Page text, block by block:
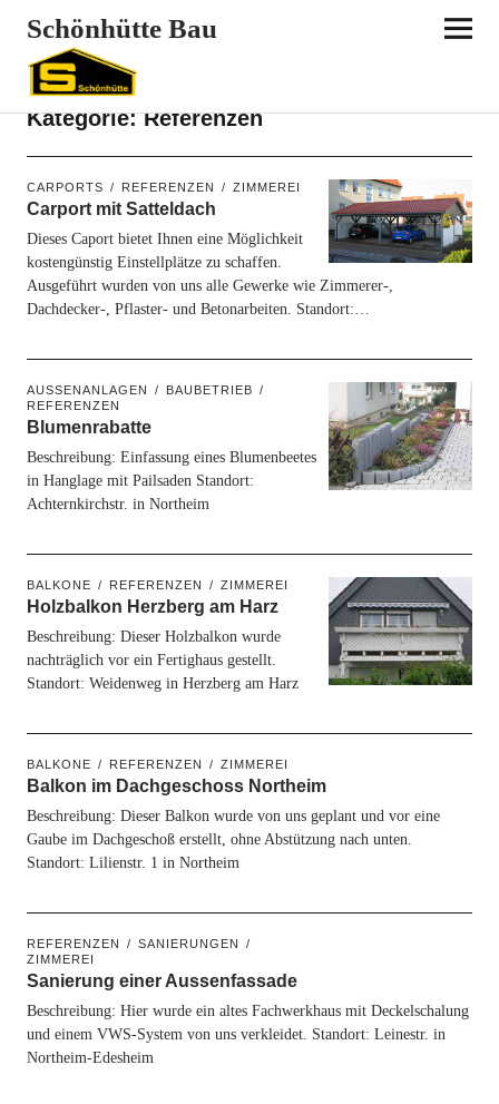
Schönhütte Bau
Kategorie:Referenzen
CARPORTS REFERENZEN ZIMMEREI
Carport mit Satteldach
Dieses Caport bietet Ihnen eine Möglichkeit
kostengünstig Einstellplätze zu schaffen.
Ausgeführt wurden von uns alle Gewerke wie Zimmerer-,
Dachdecker-, Pflaster- und Betonarbeiten. Standort:…
AUSSENANLAGEN
BAUBETRIEB
REFERENZEN
Blumenrabatte
Beschreibung: Einfassung eines Blumenbeetes
in Hanglage mit Pailsaden Standort:
Achternkirchstr. in Northeim
BALKONE REFERENZEN ZIMMEREI
Holzbalkon Herzberg am Harz
Beschreibung: Dieser Holzbalkon wurde
nachträglich vor ein Fertighaus gestellt.
Standort: Weidenweg in Herzberg am Harz
BALKONE REFERENZEN ZIMMEREI
Balkon im Dachgeschoss Northeim
Beschreibung: Dieser Balkon wurde von uns geplant und vor eine
Gaube im Dachgeschoß erstellt, ohne Abstützung nach unten.
Standort: Lilienstr. 1 in Northeim
REFERENZEN
SANIERUNGEN
ZIMMEREI
Sanierung einer Aussenfassade
Beschreibung: Hier wurde ein altes Fachwerkhaus mit Deckelschalung
und einem VWS-System von uns verkleidet. Standort: Leinestr. in
Northeim-Edesheim